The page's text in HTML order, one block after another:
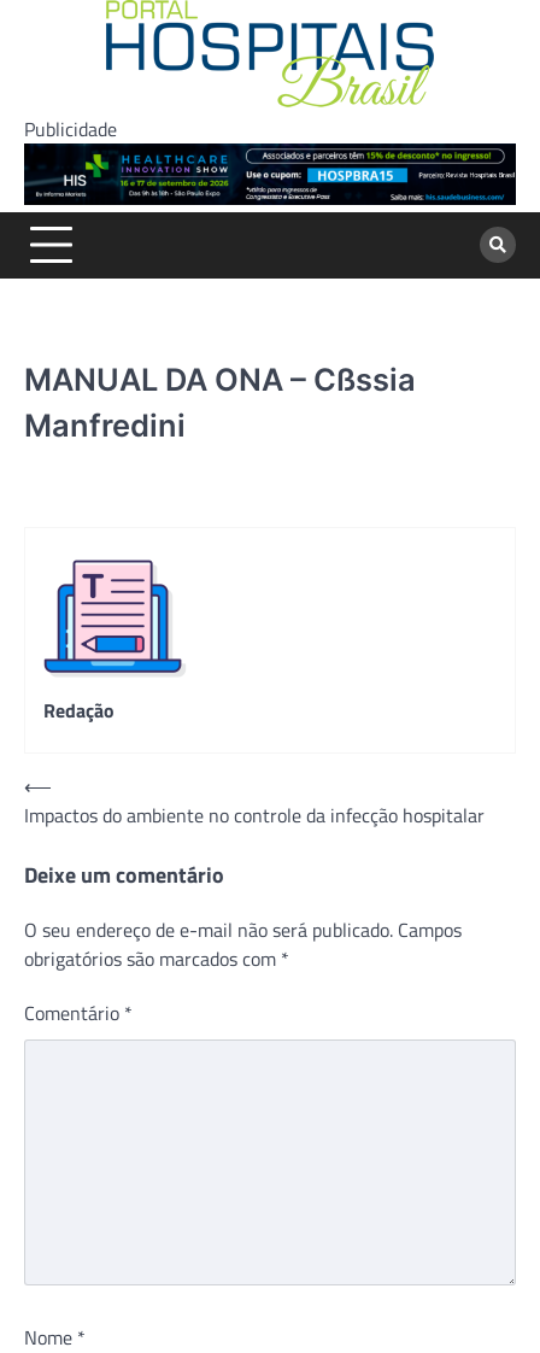
Publicidade
MANUAL DA ONA – Cßssia
Manfredini
Redação
Navegação
de
Post
⟵
Impactos do ambiente no controle da infecção hospitalar
Deixe um comentário
O seu endereço de e-mail não será publicado. Campos
obrigatórios são marcados com *
Comentário *
Nome *